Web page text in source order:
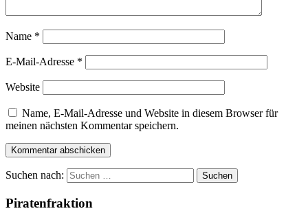
Name *
E-Mail-Adresse *
Website
Name, E-Mail-Adresse und Website in diesem Browser für
meinen nächsten Kommentar speichern.
Suchen nach:
Piratenfraktion